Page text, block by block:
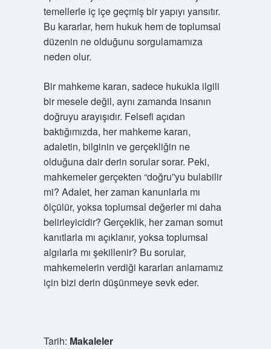
temellerle iç içe geçmiş bir yapıyı yansıtır.
Bu kararlar, hem hukuk hem de toplumsal
düzenin ne olduğunu sorgulamamıza
neden olur.
Bir mahkeme kararı, sadece hukukla ilgili
bir mesele değil, aynı zamanda insanın
doğruyu arayışıdır. Felsefi açıdan
baktığımızda, her mahkeme kararı,
adaletin, bilginin ve gerçekliğin ne
olduğuna dair derin sorular sorar. Peki,
mahkemeler gerçekten “doğru”yu bulabilir
mi? Adalet, her zaman kanunlarla mı
ölçülür, yoksa toplumsal değerler mi daha
belirleyicidir? Gerçeklik, her zaman somut
kanıtlarla mı açıklanır, yoksa toplumsal
algılarla mı şekillenir? Bu sorular,
mahkemelerin verdiği kararları anlamamız
için bizi derin düşünmeye sevk eder.
Tarih: Makaleler